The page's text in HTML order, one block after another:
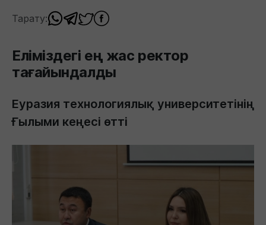
Тарату:
Еліміздегі ең жас ректор
тағайындалды
Еуразия технологиялық университетінің
Ғылыми кеңесі өтті